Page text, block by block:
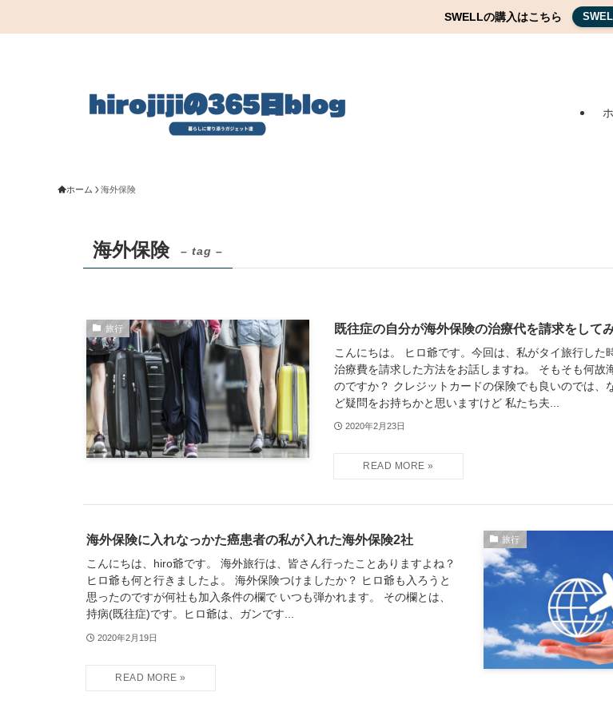
SWELLの購入はこちら
ホーム 海外保険
海外保険 – tag –
旅行 既往症の自分が海外保険の治療代を請求をして
こんにちは。 ヒロ爺です。今回は、私がタイ旅行した
治療費を請求した方法をお話しますね。 そもそも何故
のですか？ クレジットカードの保険でも良いのでは、
ど疑問をお持ちかと思いますけど 私たち夫...
2020年2月23日
旅行
海外保険に入れなっかた癌患者の私が入れた海外保険2社
こんにちは、hiro爺です。 海外旅行は、皆さん行ったことありますよね？
ヒロ爺も何と行きましたよ。 海外保険つけましたか？ ヒロ爺も入ろうと
思ったのですが何社も加入条件の欄で いつも弾かれます。 その欄とは、
持病(既往症)です。ヒロ爺は、ガンです...
2020年2月19日